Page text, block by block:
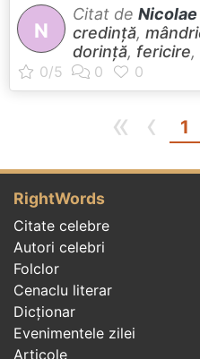
N
Citat de
credință,
dorință, fericire,
« ‹ 1
RightWords
Citate celebre
Autori celebri
Folclor
Cenaclu literar
Dicționar
Evenimentele zilei
Articole